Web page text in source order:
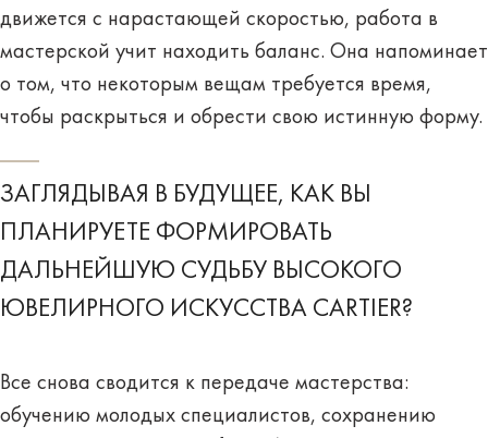
движется с нарастающей скоростью, работа в
мастерской учит находить баланс. Она напоминает
о том, что некоторым вещам требуется время,
чтобы раскрыться и обрести свою истинную форму.
ЗАГЛЯДЫВАЯ В БУДУЩЕЕ, КАК ВЫ
ПЛАНИРУЕТЕ ФОРМИРОВАТЬ
ДАЛЬНЕЙШУЮ СУДЬБУ ВЫСОКОГО
ЮВЕЛИРНОГО ИСКУССТВА CARTIER?
Все снова сводится к передаче мастерства:
обучению молодых специалистов, сохранению